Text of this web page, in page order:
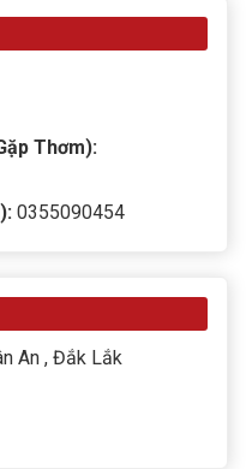
Thơm):
0355090454
An , Đắk Lắk